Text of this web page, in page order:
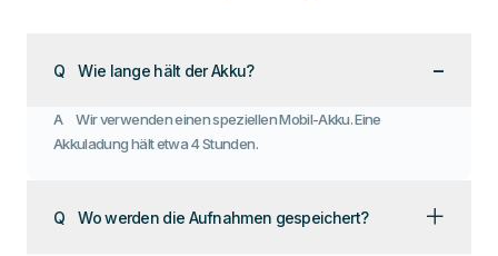
Q Wie lange hält der Akku? −
A
Wir verwenden einen speziellen Mobil-Akku. Eine
Akkuladung hält etwa 4 Stunden.
Q Wo werden die Aufnahmen gespeichert? ＋